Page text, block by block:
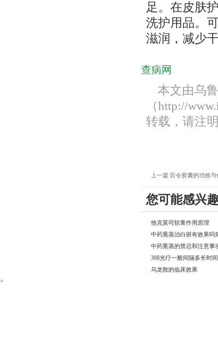
足。在皮肤
洗护用品。
滋润，减少
查病网
本文由乌
（http://
转载，请注
上一篇:百令胶囊的功效
您可能感兴
他克莫司软膏作用原理
中药熏蒸治白斑有效果吗
中药熏蒸的禁忌和注意事
308光疗一般间隔多长时
乌龙散的临床效果
>